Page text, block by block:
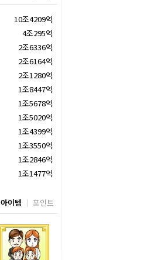
10조4209억
4조295억
2조6336억
2조6164억
2조1280억
1조8447억
1조5678억
1조5020억
1조4399억
1조3550억
1조2846억
1조1477억
아이템 포인트